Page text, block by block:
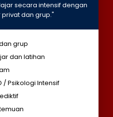
secara intensif dengan
dan grup."
grup
dan latihan
/ Psikologi Intensif